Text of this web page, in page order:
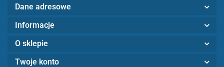
Dane adresowe
Informacje
O sklepie
Twoje konto